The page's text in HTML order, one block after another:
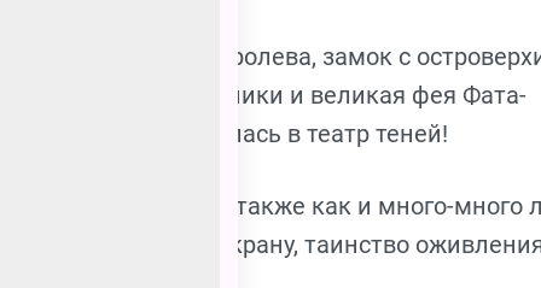
свет король и королева, замок с
горы, бравые охотники и великая фея Фата-
фигурок превратилась в театр теней!
технологий нас также как и много-много
теней по экрану, таинство